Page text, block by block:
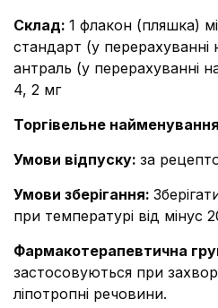
Склад: 1 флакон (пляшка)
стандарт (у перерахуванні
антраль (у перерахуванні
4, 2 мг
Торгівельне найменування
Умови відпуску: за
Умови зберігання:
при температурі від мінус
Фармакотерапевтична
застосовуються при
ліпотропні речовини.